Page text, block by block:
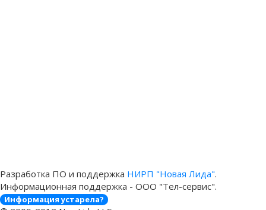
Разработка ПО и поддержка НИРП "Новая Лида".
Информационная поддержка - ООО "Тел-сервис".
Информация устарела?